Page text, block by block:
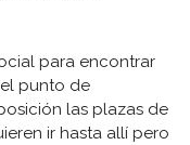
para encontrar
punto de
las plazas de
ir hasta allí pero